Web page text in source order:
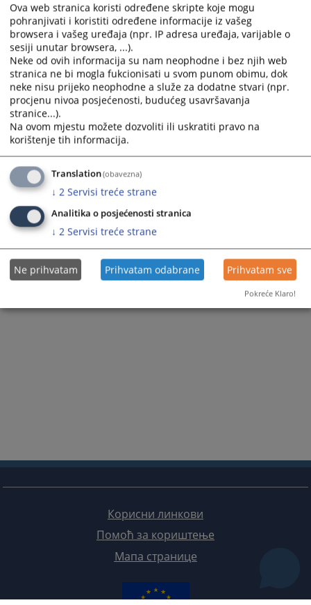
Приказана вијест је на Српски језик
Пратећи документи
Правилник о изгледу униформе Судске полиције
Републике Српске
5020
Корисни линкови
Помоћ за кориштење
Мапа странице
Ova web stranica koristi određene skripte koje mogu
pohranjivati i koristiti određene informacije iz vašeg
browsera i vašeg uređaja (npr. IP adresa uređaja, varijable o
sesiji unutar browsera, ...).
Neke od ovih informacija su nam neophodne i bez njih web
stranica ne bi mogla fukcionisati u svom punom obimu, dok
neke nisu prijeko neophodne a služe za dodatne stvari (npr.
procjenu nivoa posjećenosti, budućeg usavršavanja
stranice...).
Na ovom mjestu možete dozvoliti ili uskratiti pravo na
korištenje tih informacija.
Translation(obavezna)
↓ 2 Servisi treće strane
Analitika o posjećenosti stranica
↓ 2 Servisi treće strane
Ne prihvatam Prihvatam odabrane Prihvatam sve
Pokreće Klaro!